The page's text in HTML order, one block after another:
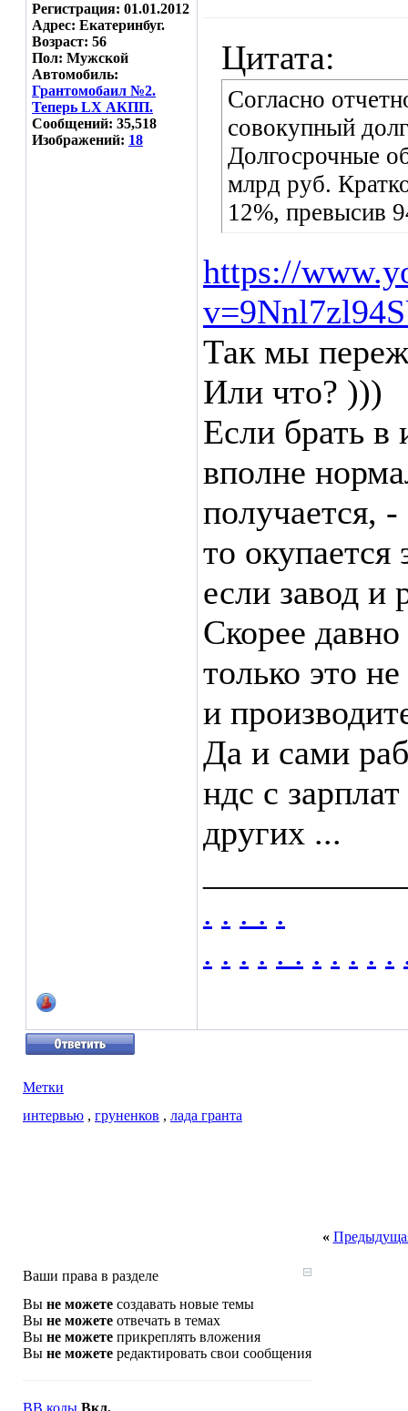
Регистрация: 01.01.2012
Адрес: Екатеринбуг.
Возраст: 56
Пол: Мужской
Автомобиль:
Грантомобаил №2.
Теперь LX АКПП.
Сообщений: 35,518
Изображений: 18
Цитата:
Согласно
совокупный
Долгосрочные
млрд руб.
12%, превысив
https://
Так мы
Или что? )))
Если брать в
вполне
получается, -
то окупается
если завод и
Скорее
только это
и
Да и сами
ндс с
других ...
. . . . .
. . . . . . . . . . .
Метки
интервью , груненков , лада гранта
«
Ваши права в разделе
Вы не можете создавать новые темы
Вы не можете отвечать в темах
Вы не можете прикреплять вложения
Вы не можете редактировать свои сообщения
BB коды Вкл.